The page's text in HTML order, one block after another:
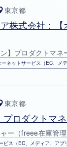
東京都
株式会社：
】プロダクトマネ
ーネットサービス（EC、メ
東京都
ロダクトマ
ー（freee在庫管理
ビス（EC、メディア、アプ